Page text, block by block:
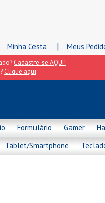
Minha Cesta | Meus
Cadastre-se AQUI!
Clique aqui.
Formulário Gamer
Tablet/Smartphone